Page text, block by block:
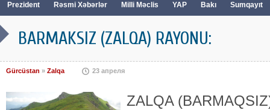
Prezident Rəsmi Xəbərlər Milli Məclis YAP Bakı Sumqayıt
BARMAKSIZ (ZALQA) RAYONU:
Gürcüstan » Zalqa 23 апреля
ZALQA